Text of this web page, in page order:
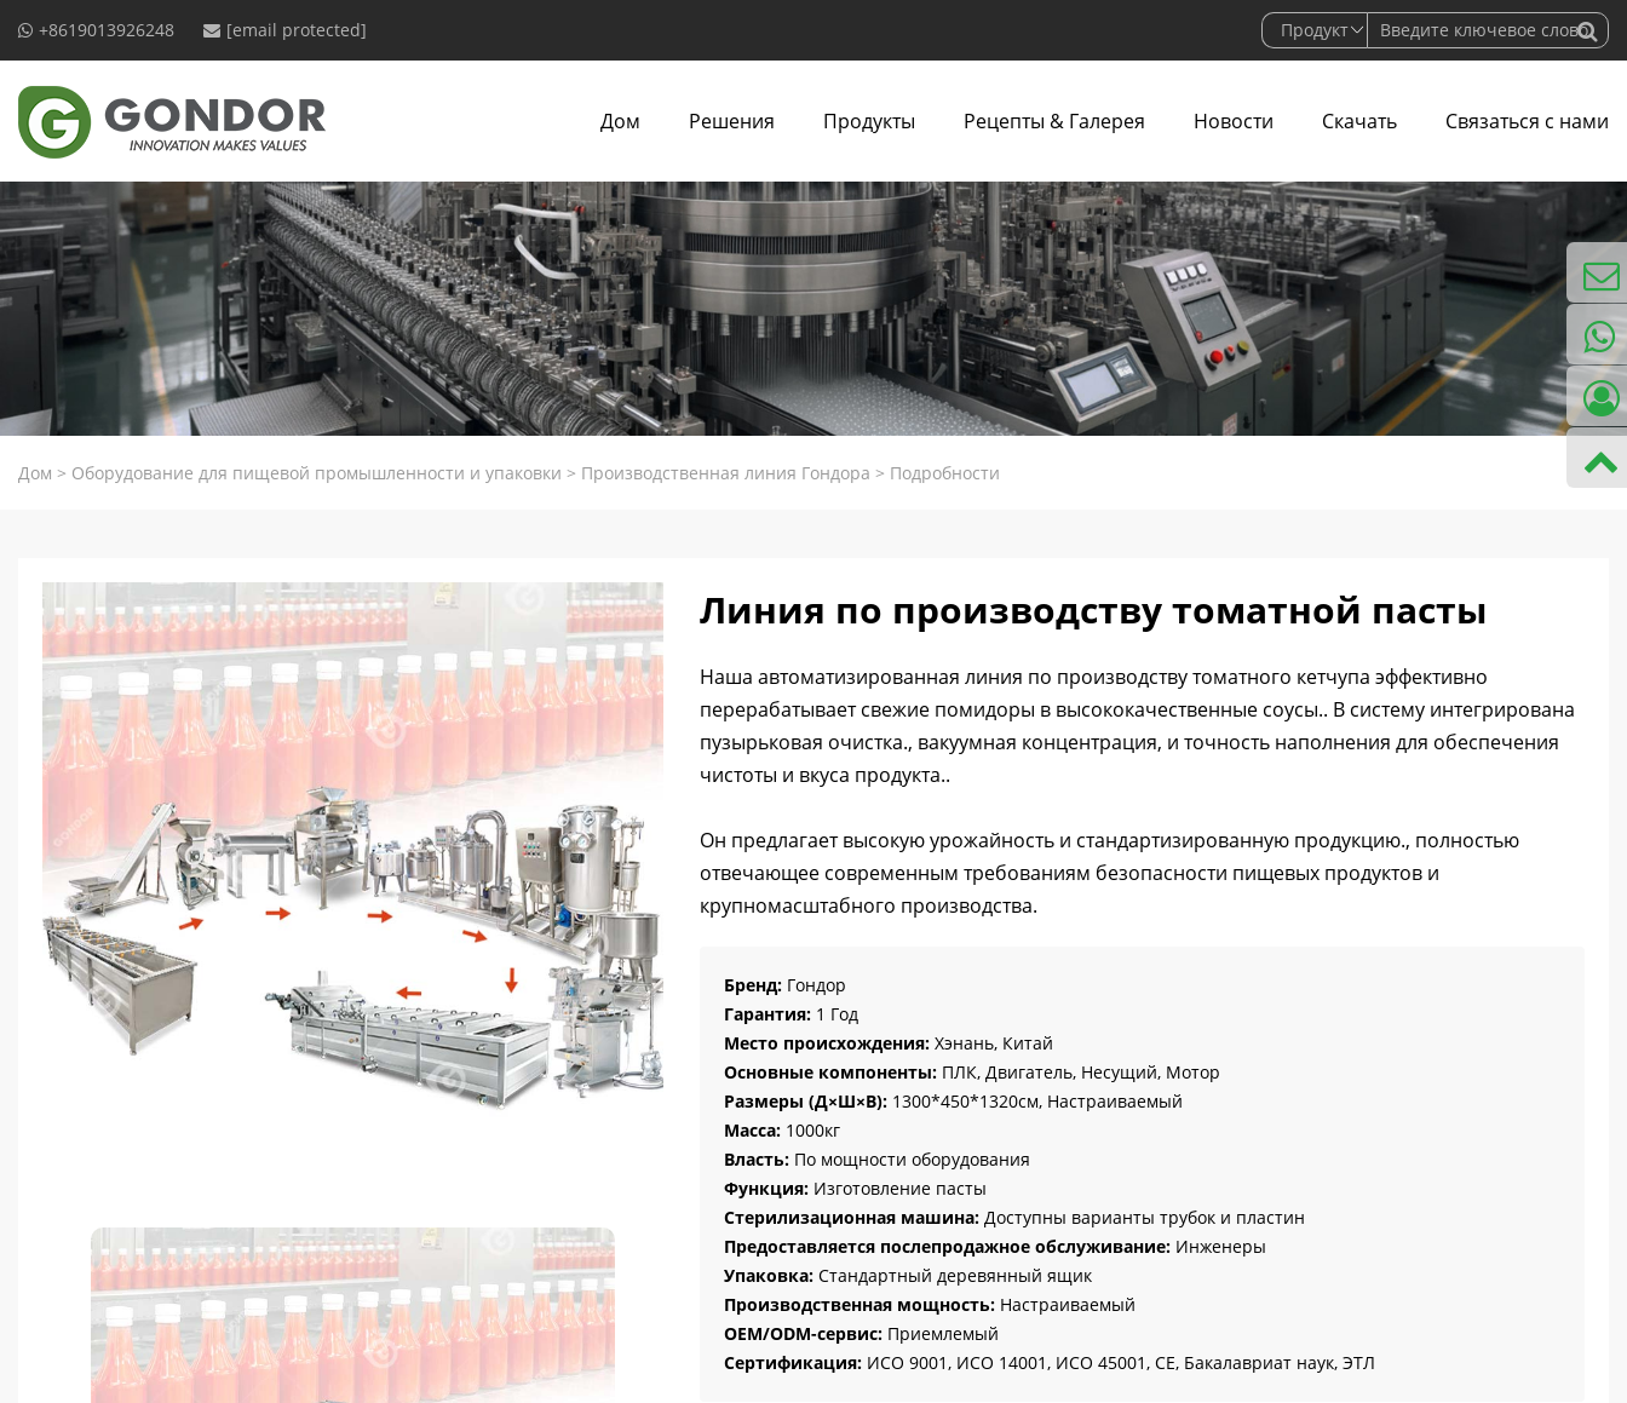
+8619013926248 [email protected]
Дом Решения Продукты Рецепты & Галерея Новости Скачать Связаться с нами
Дом > Оборудование для пищевой промышленности и упаковки > Производственная линия Гондора > Подробности
Линия по производству томатной пасты
Наша автоматизированная линия по производству томатного кетчупа эффективно
перерабатывает свежие помидоры в высококачественные соусы.. В систему интегрирована
пузырьковая очистка., вакуумная концентрация, и точность наполнения для обеспечения
чистоты и вкуса продукта..
Он предлагает высокую урожайность и стандартизированную продукцию., полностью
отвечающее современным требованиям безопасности пищевых продуктов и
крупномасштабного производства.
Бренд: Гондор
Гарантия: 1 Год
Место происхождения: Хэнань, Китай
Основные компоненты: ПЛК, Двигатель, Несущий, Мотор
Размеры (Д×Ш×В): 1300*450*1320см, Настраиваемый
Масса: 1000кг
Власть: По мощности оборудования
Функция: Изготовление пасты
Стерилизационная машина: Доступны варианты трубок и пластин
Предоставляется послепродажное обслуживание: Инженеры
Упаковка: Стандартный деревянный ящик
Производственная мощность: Настраиваемый
OEM/ODM-сервис: Приемлемый
Сертификация: ИСО 9001, ИСО 14001, ИСО 45001, CE, Бакалавриат наук, ЭТЛ
нами